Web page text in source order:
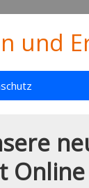
und